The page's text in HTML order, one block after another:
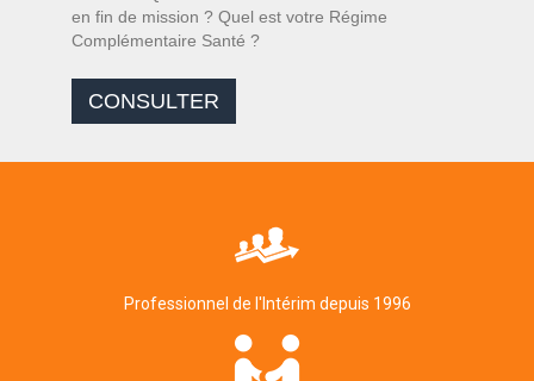
en fin de mission ? Quel est votre Régime
Complémentaire Santé ?
CONSULTER
Professionnel de l'Intérim depuis 1996